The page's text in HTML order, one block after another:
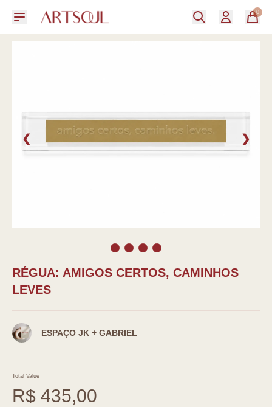
0
❮ ❯
RÉGUA: AMIGOS CERTOS, CAMINHOS
LEVES
ESPAÇO JK + GABRIEL
Total Value
R$ 435,00